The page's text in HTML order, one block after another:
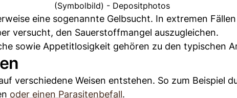
(Symbolbild) - Depositphotos
eine sogenannte Gelbsucht. In extremen
versucht, den Sauerstoffmangel auszugleichen.
sowie Appetitlosigkeit gehören zu den typischen
verschiedene Weisen entstehen. So zum Beispiel
oder einen Parasitenbefall.